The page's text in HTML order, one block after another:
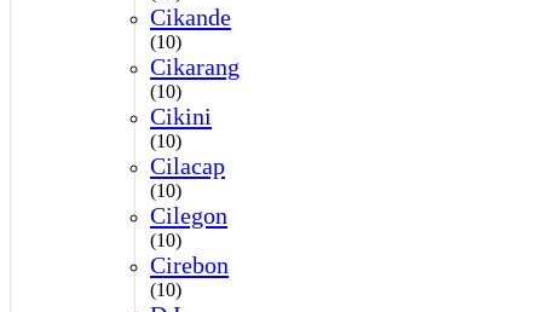
Cikande
(10)
Cikarang
(10)
Cikini
(10)
Cilacap
(10)
Cilegon
(10)
Cirebon
(10)